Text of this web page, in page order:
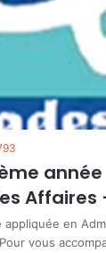
année
Affaires
en
vous